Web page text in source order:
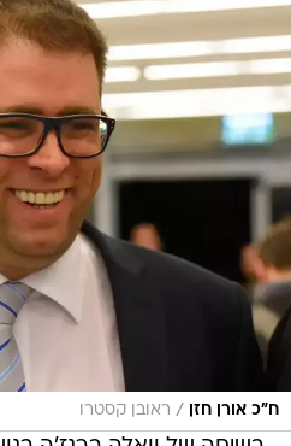
ח"כ אורן חזן / ראובן קסטרו